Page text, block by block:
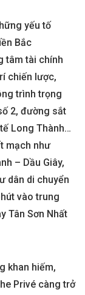
yếu tố
Bắc
tâm tài chính
chiến lược,
trình trọng
2, đường sắt
Long Thành…
mạch như
– Dầu Giây,
dân di chuyển
vào trung
Tân Sơn Nhất
khan hiếm,
Privé càng trở